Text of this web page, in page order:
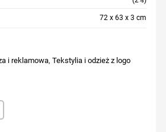
72 x 63 x 3 cm
i reklamowa,Tekstylia i odzież z logo